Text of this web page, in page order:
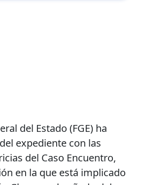
del Estado (FGE) ha
expediente con las
del Caso Encuentro,
en la que está implicado